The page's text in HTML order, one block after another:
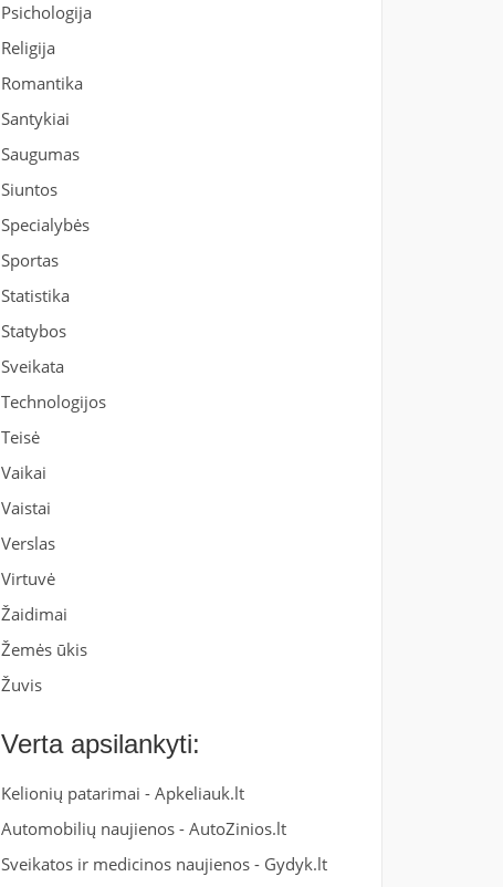
Psichologija
Religija
Romantika
Santykiai
Saugumas
Siuntos
Specialybės
Sportas
Statistika
Statybos
Sveikata
Technologijos
Teisė
Vaikai
Vaistai
Verslas
Virtuvė
Žaidimai
Žemės ūkis
Žuvis
Verta apsilankyti:
Kelionių patarimai -Apkeliauk.lt
Automobilių naujienos -AutoZinios.lt
Sveikatos ir medicinos naujienos - Gydyk.lt